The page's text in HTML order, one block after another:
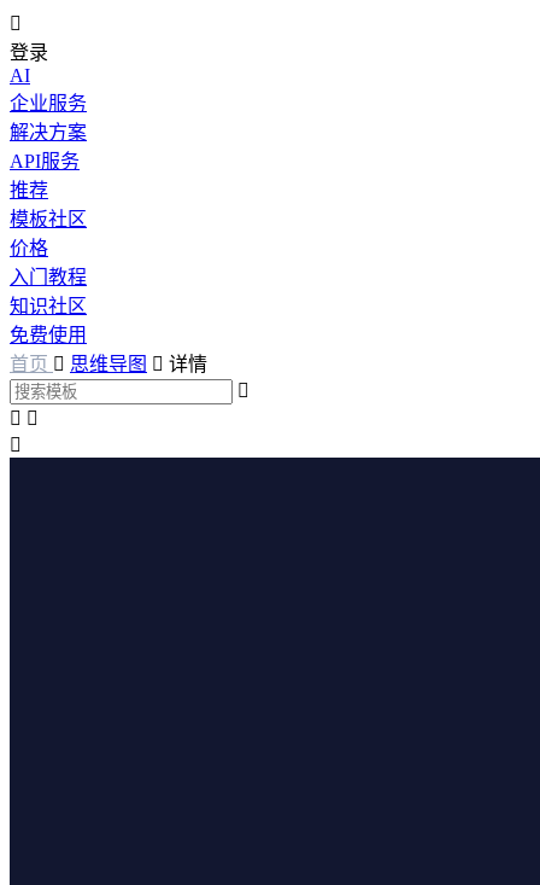

登录
AI
企业服务
解决方案
API服务
推荐
模板社区
价格
入门教程
知识社区
免费使用
首页  思维导图  详情

 
